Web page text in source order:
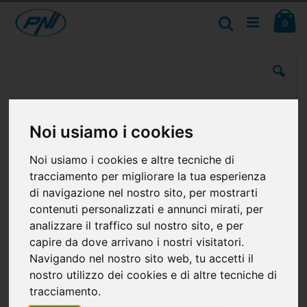
Noi usiamo i cookies
Noi usiamo i cookies e altre tecniche di
tracciamento per migliorare la tua esperienza
di navigazione nel nostro sito, per mostrarti
contenuti personalizzati e annunci mirati, per
analizzare il traffico sul nostro sito, e per
capire da dove arrivano i nostri visitatori.
Navigando nel nostro sito web, tu accetti il
nostro utilizzo dei cookies e di altre tecniche di
tracciamento.
Salta
al
contenuto
0
Cerca
immagini